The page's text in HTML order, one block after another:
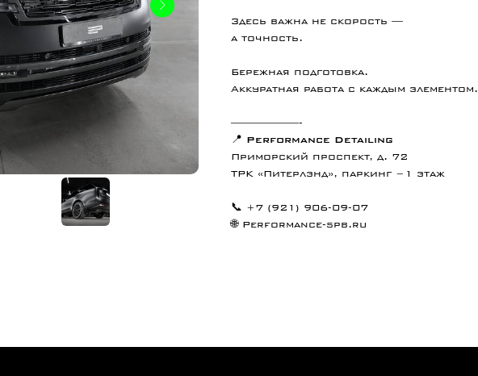
Здесь важна не скорость —
а точность.
Бережная подготовка.
Аккуратная работа с каждым элементом.
——————-
📍 Performance Detailing
Приморский проспект, д. 72
ТРК «Питерлэнд», паркинг −1 этаж
📞 +7 (921) 906-09-07
🌐 Performance-spb.ru